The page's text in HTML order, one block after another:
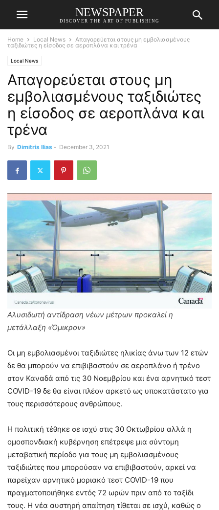
NEWSPAPER
DISCOVER THE ART OF PUBLISHING
Home Local News
Απαγορεύεται στους μη εμβολιασμένους
ταξιδιώτες η είσοδος σε αεροπλάνα και τρένα
Local News
Απαγορεύεται στους μη
εμβολιασμένους ταξιδιώτες
η είσοδος σε αεροπλάνα και
τρένα
By Dimitris Ilias - December 3, 2021
Αλυσιδωτή αντίδραση νέων μέτρων προκαλεί η
μετάλλαξη «Όμικρον»
Οι μη εμβολιασμένοι ταξιδιώτες ηλικίας άνω των 12 ετών
δε θα μπορούν να επιβιβαστούν σε αεροπλάνο ή τρένο
στον Καναδά από τις 30 Νοεμβρίου και ένα αρνητικό τεστ
COVID-19 δε θα είναι πλέον αρκετό ως υποκατάστατο για
τους περισσότερους ανθρώπους.
Η πολιτική τέθηκε σε ισχύ στις 30 Οκτωβρίου αλλά η
ομοσπονδιακή κυβέρνηση επέτρεψε μια σύντομη
μεταβατική περίοδο για τους μη εμβολιασμένους
ταξιδιώτες που μπορούσαν να επιβιβαστούν, αρκεί να
παρείχαν αρνητικό μοριακό τεστ COVID-19 που
πραγματοποιήθηκε εντός 72 ωρών πριν από το ταξίδι
τους. Η νέα αυστηρή απαίτηση τίθεται σε ισχύ, καθώς ο